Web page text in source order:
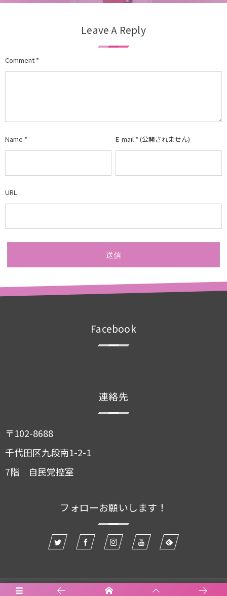
Leave A Reply
Comment *
Name * E-mail * (公開されません)
URL
Facebook
連絡先
〒102-8688
千代田区九段南1-2-1
7階 自民党控室
フォローお願いします！
お知らせ